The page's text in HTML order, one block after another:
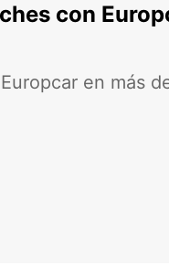
con
en más